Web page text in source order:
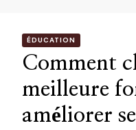
ÉDUCATION
Comment
meilleure
améliorer